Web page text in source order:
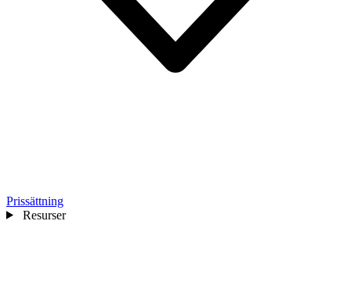
Prissättning
Resurser